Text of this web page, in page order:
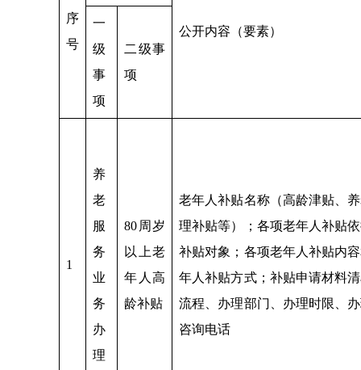
序
号
公开内容（要素）
一
级
事
项
二级事
项
1
养
老
服
务
业
务
办
理
80周岁
以上老
年人高
龄补贴
老年人补贴名称（高龄津贴、
理补贴等）；各项老年人补贴
补贴对象；各项老年人补贴内
年人补贴方式；补贴申请材料
流程、办理部门、办理时限、
咨询电话